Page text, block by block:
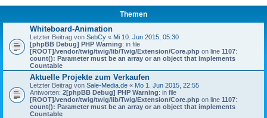
Themen
Whiteboard-Animation
Letzter Beitrag von SebCy « Mi 10. Jun 2015, 05:30
[phpBB Debug] PHP Warning: in file
[ROOT]/vendor/twig/twig/lib/Twig/Extension/Core.php on line 1107:
count(): Parameter must be an array or an object that implements
Countable
Aktuelle Projekte zum Verkaufen
Letzter Beitrag von Sale-Media.de « Mo 1. Jun 2015, 22:55
Antworten: 2[phpBB Debug] PHP Warning: in file
[ROOT]/vendor/twig/twig/lib/Twig/Extension/Core.php on line 1107:
count(): Parameter must be an array or an object that implements
Countable